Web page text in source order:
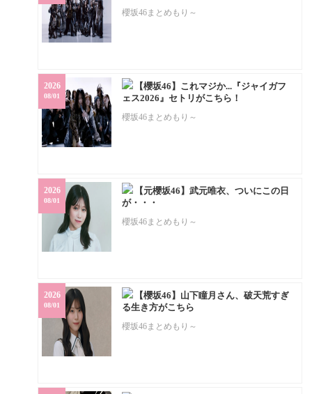
櫻坂46まとめもり～
【櫻坂46】これマジか...『ジャイガフ
ェス2026』セトリがこちら！
櫻坂46まとめもり～
2026
08/01
【元櫻坂46】武元唯衣、ついにこの日
が・・・
櫻坂46まとめもり～
2026
08/01
【櫻坂46】山下瞳月さん、破天荒すぎ
る生き方がこちら
櫻坂46まとめもり～
2026
08/01